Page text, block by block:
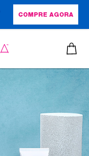
COMPRE AGORA